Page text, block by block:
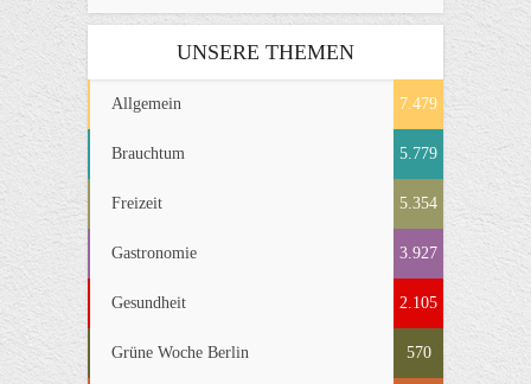
UNSERE THEMEN
Allgemein 7.479
Brauchtum 5.779
Freizeit 5.354
Gastronomie 3.927
Gesundheit 2.105
Grüne Woche Berlin 570